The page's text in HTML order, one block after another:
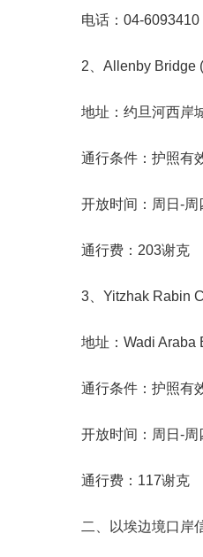
电话：04-6093410
2、Allenby Bridge
地址：约旦河西岸
通行条件：护照有
开放时间：周日-
通行费：203谢克
3、Yitzhak Rabin
地址：Wadi Araba
通行条件：护照有
开放时间：周日-
通行费：117谢克
二、以埃边境口岸